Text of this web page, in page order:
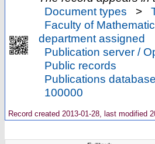
Document types
>
Faculty of
department assigned
Publication server /
Public records
Publications database
100000
Record created 2013-01-28, last modified